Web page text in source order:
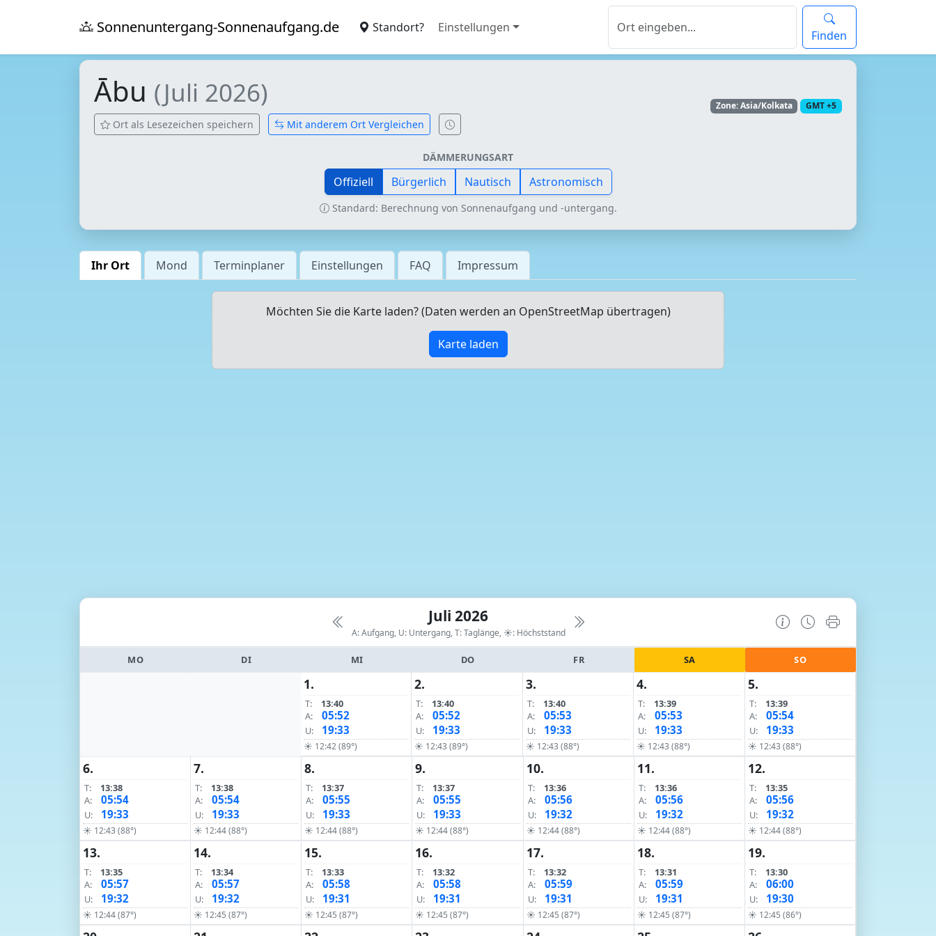
Sonnenuntergang-Sonnenaufgang.de Standort? Einstellungen
Finden
Ābu (Juli 2026)
Ort als Lesezeichen speichern Mit anderem Ort Vergleichen
Zone: Asia/Kolkata GMT +5
DÄMMERUNGSART
Offiziell Bürgerlich Nautisch Astronomisch
Standard: Berechnung von Sonnenaufgang und -untergang.
Ihr Ort Mond Terminplaner Einstellungen FAQ Impressum
Möchten Sie die Karte laden? (Daten werden an OpenStreetMap übertragen)
Karte laden
Juli 2026
A: Aufgang, U: Untergang, T: Taglänge, ☀: Höchststand
MO DI MI DO FR SA SO
1.
T:
13:40
A:
05:52
U: 19:33
☀ 12:42 (89°)
2.
T:
13:40
A:
05:52
U: 19:33
☀ 12:43 (89°)
3.
T:
13:40
A:
05:53
U: 19:33
☀ 12:43 (88°)
4.
T:
13:39
A:
05:53
U: 19:33
☀ 12:43 (88°)
5.
T:
13:39
A:
05:54
U: 19:33
☀ 12:43 (88°)
6.
T:
13:38
A:
05:54
U: 19:33
☀ 12:43 (88°)
7.
T:
13:38
A:
05:54
U: 19:33
☀ 12:44 (88°)
8.
T:
13:37
A:
05:55
U: 19:33
☀ 12:44 (88°)
9.
T:
13:37
A:
05:55
U: 19:33
☀ 12:44 (88°)
10.
T:
13:36
A:
05:56
U: 19:32
☀ 12:44 (88°)
11.
T:
13:36
A:
05:56
U: 19:32
☀ 12:44 (88°)
12.
T:
13:35
A:
05:56
U: 19:32
☀ 12:44 (88°)
13.
T:
13:35
A:
05:57
U: 19:32
☀ 12:44 (87°)
14.
T:
13:34
A:
05:57
U: 19:32
☀ 12:45 (87°)
15.
T:
13:33
A:
05:58
U: 19:31
☀ 12:45 (87°)
16.
T:
13:32
A:
05:58
U: 19:31
☀ 12:45 (87°)
17.
T:
13:32
A:
05:59
U: 19:31
☀ 12:45 (87°)
18.
T:
13:31
A:
05:59
U: 19:31
☀ 12:45 (87°)
19.
T:
13:30
A:
06:00
U: 19:30
☀ 12:45 (86°)